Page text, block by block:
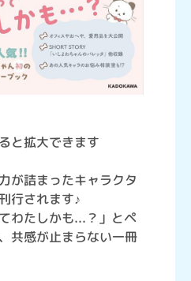
と拡大できます
が詰まったキャラクタ
行されます♪
わたしかも...？」とペ
共感が止まらない一冊